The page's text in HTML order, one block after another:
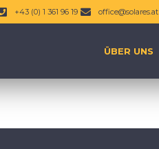
+43 (0) 1 361 96 19 office@solares.at
ÜBER UNS